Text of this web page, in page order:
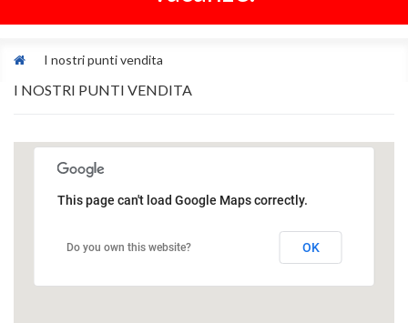
I nostri punti vendita
I NOSTRI PUNTI VENDITA
This page can't load Google Maps correctly.
Do you own this website? OK